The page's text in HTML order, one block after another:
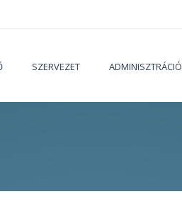
SZERVEZET ADMINISZTRÁCIÓ